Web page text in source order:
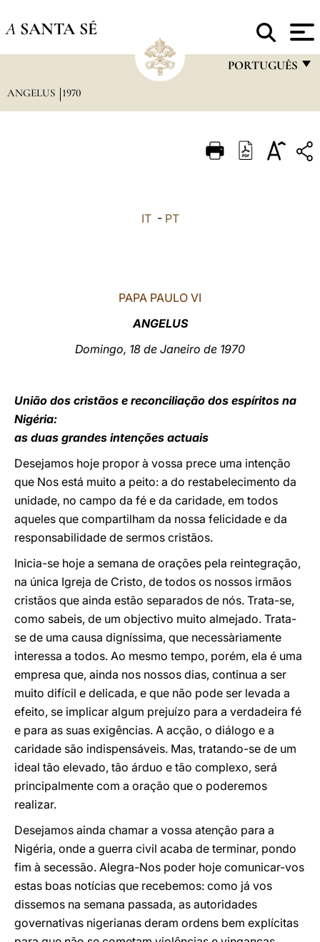
A SANTA SÉ
PORTUGUÊS
ITALIANO
LATINE
ANGELUS 1970
IT- PT
PAPA PAULO VI
ANGELUS
Domingo, 18 de Janeiro de 1970
União dos cristãos e reconciliação dos espíritos na
Nigéria:
as duas grandes intenções actuais
Desejamos hoje propor à vossa prece uma intenção
que Nos está muito a peito: a do restabelecimento da
unidade, no campo da fé e da caridade, em todos
aqueles que compartilham da nossa felicidade e da
responsabilidade de sermos cristãos.
Inicia-se hoje a semana de orações pela reintegração,
na única Igreja de Cristo, de todos os nossos irmãos
cristãos que ainda estão separados de nós. Trata-se,
como sabeis, de um objectivo muito almejado. Trata-
se de uma causa digníssima, que necessàriamente
interessa a todos. Ao mesmo tempo, porém, ela é uma
empresa que, ainda nos nossos dias, continua a ser
muito difícil e delicada, e que não pode ser levada a
efeito, se implicar algum prejuízo para a verdadeira fé
e para as suas exigências. A acção, o diálogo e a
caridade são indispensáveis. Mas, tratando-se de um
ideal tão elevado, tão árduo e tão complexo, será
principalmente com a oração que o poderemos
realizar.
Desejamos ainda chamar a vossa atenção para a
Nigéria, onde a guerra civil acaba de terminar, pondo
fim à secessão. Alegra-Nos poder hoje comunicar-vos
estas boas notícias que recebemos: como já vos
dissemos na semana passada, as autoridades
governativas nigerianas deram ordens bem explícitas